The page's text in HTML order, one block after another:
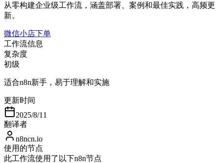
从零构建企业级工作流，涵盖部署、案例和最佳实践，高频更
新。
微信小店下单
工作流信息
复杂度
初级
适合n8n新手，易于理解和实施
更新时间
2025/8/11
翻译者
n8ncn.io
使用的节点
此工作流使用了以下n8n节点